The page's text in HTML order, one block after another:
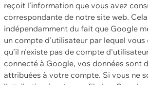
reçoit l'information que vous avez
correspondante de notre site web.
indépendamment du fait que Google
un compte d'utilisateur par lequel vous
qu'il n'existe pas de compte
connecté à Google, vos données sont
attribuées à votre compte. Si vous ne